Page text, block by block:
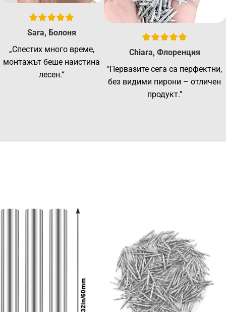
Sara, Болоня
„Спестих много време,
монтажът беше наистина
лесен.“
Chiara, Флоренция
"Первазите сега са перфектни,
без видими пирони – отличен
продукт."